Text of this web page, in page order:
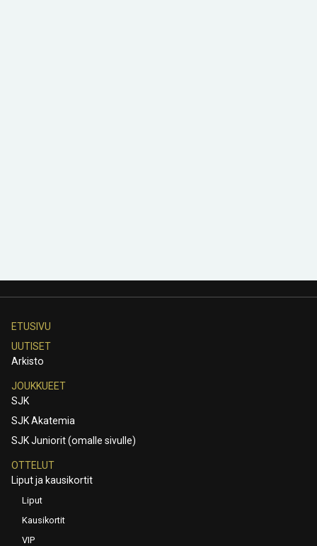
ETUSIVU
UUTISET
Arkisto
JOUKKUEET
SJK
SJK Akatemia
SJK Juniorit (omalle sivulle)
OTTELUT
Liput ja kausikortit
Liput
Kausikortit
VIP